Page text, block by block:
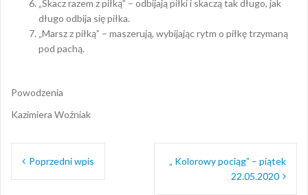
„Skacz razem z piłką” – odbijają piłki i skaczą tak długo, jak
długo odbija się piłka.
„Marsz z piłką” – maszerują, wybijając rytm o piłkę trzymaną
pod pachą.
Powodzenia
Kazimiera Woźniak
Nawigacja
wpisu
Poprzedni wpis
„ Kolorowy pociąg” – piątek
22.05.2020